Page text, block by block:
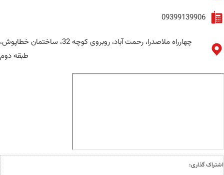
09399139906
چهارراه ملاصدرا، رحمت آباد، روبروی کوچه 32، ساختمان خطاپوش،
طبقه دوم
اشتراک گذاری: